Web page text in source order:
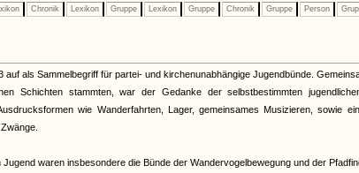
Chronik Lexikon Gruppe Lexikon Gruppe Chronik Gruppe Person
als Sammelbegriff für partei- und kirchenunabhängige Jugendbünde.
Schichten stammten, war der Gedanke der selbstbestimmten
wie Wanderfahrten, Lager, gemeinsames Musizieren, sowie
waren insbesondere die Bünde der Wandervogelbewegung und der